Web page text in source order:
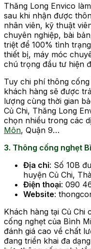
Thăng Long Envico
sau khi nhận được
nhân viên, kỹ thuật
chuyên nghiệp, bài
triệt để 100% tình
thiết bị, máy móc
chú trọng đầu tư hiện
Tuy chi phí thông
khách hàng sẽ được
lượng cùng thời gian
Củ Chi, Thăng Long
chọn nhiều trong các
Môn, Quận 9…
3. Thông cống nghẹt
Địa chỉ: Số 10B
huyện Củ Chi,
Điện thoại: 090
Website:
Khách hàng tại Củ
cống nghẹt của Bình
đánh giá cao về chất
đang triển khai đa